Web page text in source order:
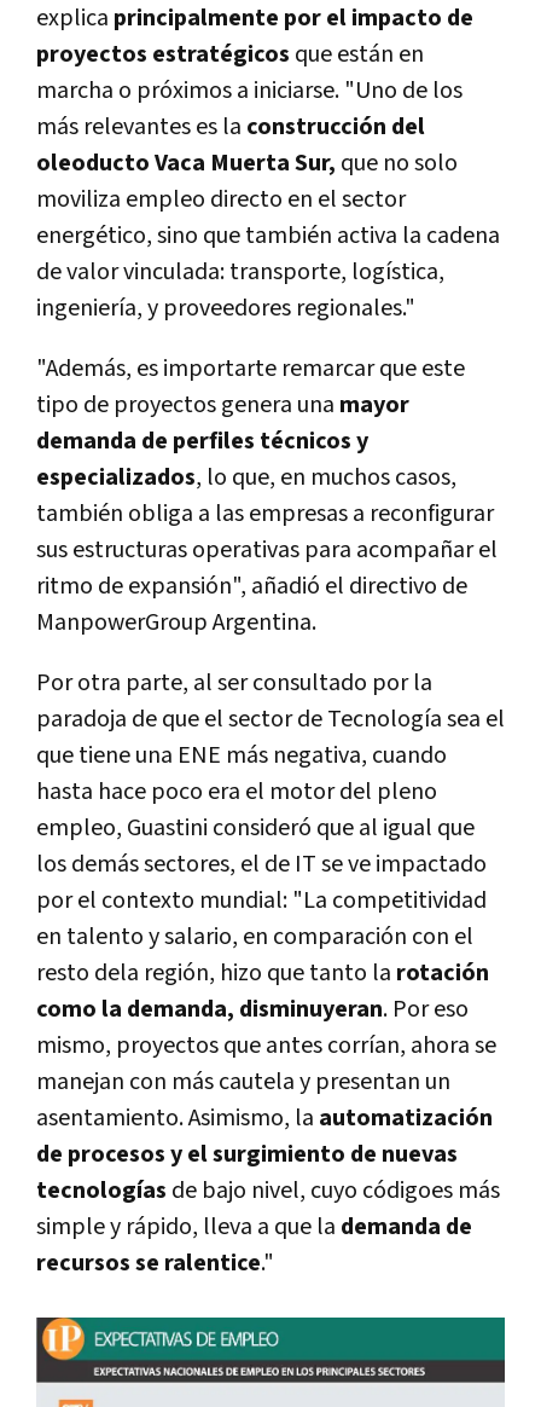
explica principalmente por el impacto de
proyectos estratégicos que están en
marcha o próximos a iniciarse. "Uno de los
más relevantes es la construcción del
oleoducto Vaca Muerta Sur, que no solo
moviliza empleo directo en el sector
energético, sino que también activa la cadena
de valor vinculada: transporte, logística,
ingeniería, y proveedores regionales."
"Además, es importarte remarcar que este
tipo de proyectos genera una mayor
demanda de perfiles técnicos y
especializados, lo que, en muchos casos,
también obliga a las empresas a reconfigurar
sus estructuras operativas para acompañar el
ritmo de expansión", añadió el directivo de
ManpowerGroup Argentina.
Por otra parte, al ser consultado por la
paradoja de que el sector de Tecnología sea el
que tiene una ENE más negativa, cuando
hasta hace poco era el motor del pleno
empleo, Guastini consideró que al igual que
los demás sectores, el de IT se ve impactado
por el contexto mundial: "La competitividad
en talento y salario, en comparación con el
resto dela región, hizo que tanto la rotación
como la demanda, disminuyeran. Por eso
mismo, proyectos que antes corrían, ahora se
manejan con más cautela y presentan un
asentamiento. Asimismo, la automatización
de procesos y el surgimiento de nuevas
tecnologías de bajo nivel, cuyo códigoes más
simple y rápido, lleva a que la demanda de
recursos se ralentice."